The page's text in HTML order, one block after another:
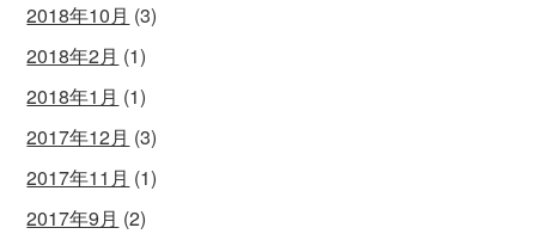
2018年10月 (3)
2018年2月 (1)
2018年1月 (1)
2017年12月 (3)
2017年11月 (1)
2017年9月 (2)